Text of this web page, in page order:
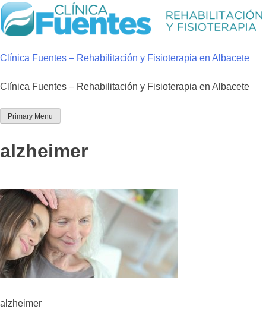
Skip
to
content
Clínica Fuentes – Rehabilitación y Fisioterapia en Albacete
Clínica Fuentes – Rehabilitación y Fisioterapia en Albacete
Primary Menu
alzheimer
alzheimer